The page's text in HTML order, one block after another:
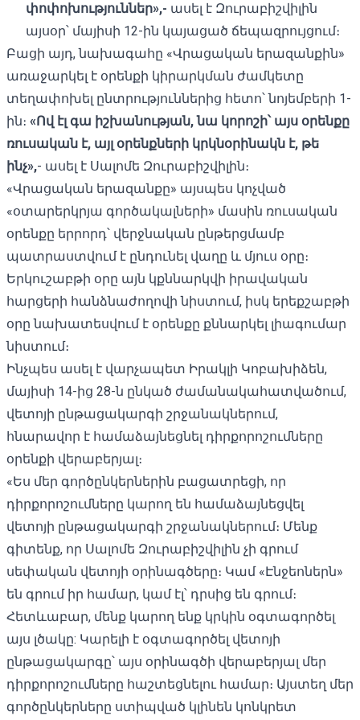
փոփոխություններ»,- ասել է Զուրաբիշվիլին
այսօր՝ մայիսի 12-ին կայացած ճեպազրույցում։
Բացի այդ, նախագահը «Վրացական երազանքին»
առաջարկել է օրենքի կիրարկման ժամկետը
տեղափոխել ընտրություններից հետո՝ նոյեմբերի 1-
ին։ «Ով էլ գա իշխանության, նա կորոշի՝ այս օրենքը
ռուսական է, այլ օրենքների կրկնօրինակն է, թե
ինչ»,- ասել է Սալոմե Զուրաբիշվիլին։
«Վրացական երազանքը» այսպես կոչված
«օտարերկրյա գործակալների» մասին ռուսական
օրենքը երրորդ՝ վերջնական ընթերցմամբ
պատրաստվում է ընդունել վաղը և մյուս օրը։
Երկուշաբթի օրը այն կքննարկվի իրավական
հարցերի հանձնաժողովի նիստում, իսկ երեքշաբթի
օրը նախատեսվում է օրենքը քննարկել լիագումար
նիստում։
Ինչպես ասել է վարչապետ Իրակլի Կոբախիձեն,
մայիսի 14-ից 28-ն ընկած ժամանակահատվածում,
վետոյի ընթացակարգի շրջանակներում,
հնարավոր է համաձայնեցնել դիրքորոշումները
օրենքի վերաբերյալ։
«Ես մեր գործընկերներին բացատրեցի, որ
դիրքորոշումները կարող են համաձայնեցվել
վետոյի ընթացակարգի շրջանակներում։ Մենք
գիտենք, որ Սալոմե Զուրաբիշվիլին չի գրում
սեփական վետոյի օրինագծերը։ Կամ «Էնջեոներն»
են գրում իր համար, կամ էլ՝ դրսից են գրում։
Հետևաբար, մենք կարող ենք կրկին օգտագործել
այս լծակը: Կարելի է օգտագործել վետոյի
ընթացակարգը՝ այս օրինագծի վերաբերյալ մեր
դիրքորոշումները հաշտեցնելու համար։ Այստեղ մեր
գործընկերները ստիպված կլինեն կոնկրետ